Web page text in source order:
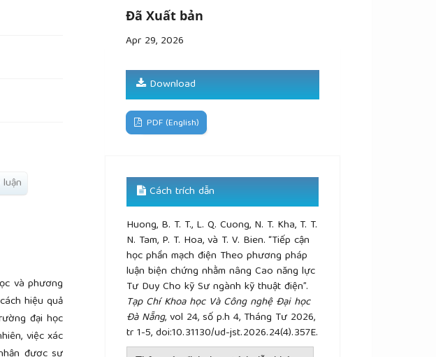
và phương
hiệu quả
đại học
việc xác
Đã Xuất bản
Apr 29, 2026
Download
PDF (English)
Cách trích dẫn
Huong, B. T. T., L. Q. Cuong, N. T. Kha, T. T.
N. Tam, P. T. Hoa, và T. V. Bien. “Tiếp cận
học phần mạch điện Theo phương pháp
luận biện chứng nhằm nâng Cao năng lực
Tư Duy Cho kỹ Sư ngành kỹ thuật điện”.
Tạp Chí Khoa học Và Công nghệ Đại học
Đà Nẵng, vol 24, số p.h 4, Tháng Tư 2026,
tr 1-5, doi:10.31130/ud-jst.2026.24(4).357E.